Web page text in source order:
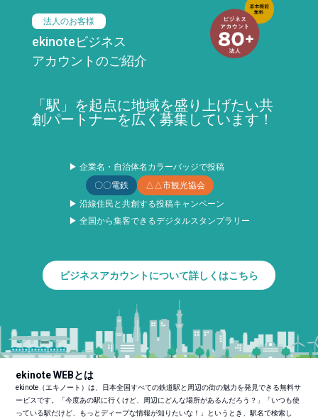
法人のお客様
ekinoteビジネス
アカウントのご紹介
「駅」を起点に地域を盛り上げたい共
創パートナーを広く募集しています！
▶ 企業名・自治体名カラーバッジで投稿
〇〇電鉄
△△市観光協会
▶ 沿線住民と共創する投稿キャンペーン
▶ 全国から集客できるデジタルスタンプラリー
ビジネスアカウントについて詳しくはこちら
ekinote WEBとは
ekinote（エキノート）は、日本全国すべての鉄道駅と周辺の街の魅力を発見できる無料サ
ービスです。「今度あの駅に行くけど、周辺にどんな場所があるんだろう？」「いつも使
っている駅だけど、もっとディープな情報が知りたいな！」というとき、駅名で検索し